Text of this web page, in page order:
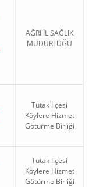
AĞRI İL SAĞLIK
MÜDÜRLÜĞÜ
Tutak İlçesi
Köylere Hizmet
Götürme Birliği
Tutak İlçesi
Köylere Hizmet
Götürme Birliği